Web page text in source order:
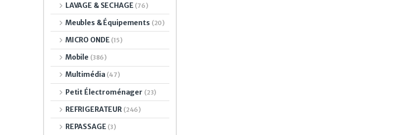
LAVAGE & SECHAGE (76)
Meubles & Équipements (20)
MICRO ONDE (15)
Mobile (386)
Multimédia (47)
Petit Électroménager (23)
REFRIGERATEUR (246)
REPASSAGE (3)